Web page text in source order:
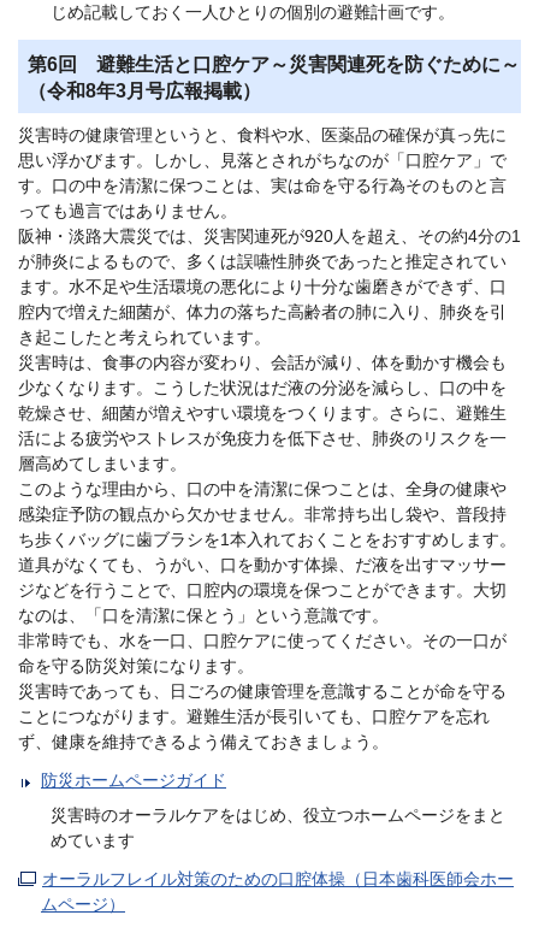
じめ記載しておく一人ひとりの個別の避難計画です。
第6回 避難生活と口腔ケア～災害関連死を防ぐために～
（令和8年3月号広報掲載）
災害時の健康管理というと、食料や水、医薬品の確保が真っ先に
思い浮かびます。しかし、見落とされがちなのが「口腔ケア」で
す。口の中を清潔に保つことは、実は命を守る行為そのものと言
っても過言ではありません。
阪神・淡路大震災では、災害関連死が920人を超え、その約4分の1
が肺炎によるもので、多くは誤嚥性肺炎であったと推定されてい
ます。水不足や生活環境の悪化により十分な歯磨きができず、口
腔内で増えた細菌が、体力の落ちた高齢者の肺に入り、肺炎を引
き起こしたと考えられています。
災害時は、食事の内容が変わり、会話が減り、体を動かす機会も
少なくなります。こうした状況はだ液の分泌を減らし、口の中を
乾燥させ、細菌が増えやすい環境をつくります。さらに、避難生
活による疲労やストレスが免疫力を低下させ、肺炎のリスクを一
層高めてしまいます。
このような理由から、口の中を清潔に保つことは、全身の健康や
感染症予防の観点から欠かせません。非常持ち出し袋や、普段持
ち歩くバッグに歯ブラシを1本入れておくことをおすすめします。
道具がなくても、うがい、口を動かす体操、だ液を出すマッサー
ジなどを行うことで、口腔内の環境を保つことができます。大切
なのは、「口を清潔に保とう」という意識です。
非常時でも、水を一口、口腔ケアに使ってください。その一口が
命を守る防災対策になります。
災害時であっても、日ごろの健康管理を意識することが命を守る
ことにつながります。避難生活が長引いても、口腔ケアを忘れ
ず、健康を維持できるよう備えておきましょう。
防災ホームページガイド
災害時のオーラルケアをはじめ、役立つホームページをまと
めています
オーラルフレイル対策のための口腔体操（日本歯科医師会ホー
ムページ）